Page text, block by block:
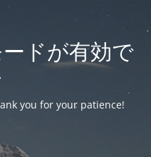
ドが有効で
you for your patience!